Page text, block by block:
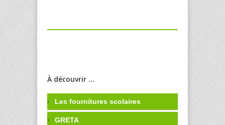
À découvrir ...
Les fournitures scolaires
GRETA